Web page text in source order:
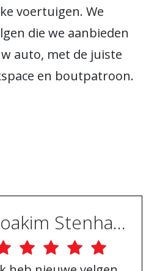
voertuigen. We
die we aanbieden
auto, met de juiste
en boutpatroon.
Joakim Stenhammar